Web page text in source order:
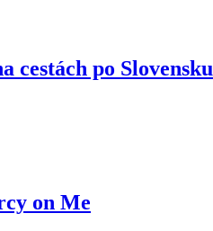
cestách po Slovensku
on Me